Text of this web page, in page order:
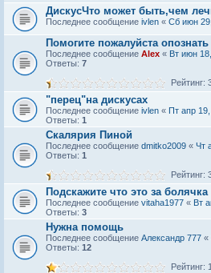
ДискусЧто может быть,чем
Последнее сообщение ivlen « Сб июн
Помогите пожалуйста
Последнее сообщение Alex « Вт июн
Ответы: 7
Рейтинг:
"перец"на дискусах
Последнее сообщение ivlen « Пт апр
Ответы: 1
Скалярия Пиной
Последнее сообщение dmitko2009 « Чт
Ответы: 1
Рейтинг:
Подскажите что это за болячка
Последнее сообщение vitaha1977 « Вт
Ответы: 3
Нужна помощь
Последнее сообщение Александр 777 «
Ответы: 12
Рейтинг: